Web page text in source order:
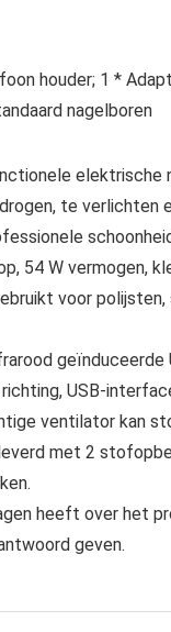
houder; 1 *
nagelboren
elektrische
te
54 W vermogen,
voor
USB-
ventilator kan
met 2
heeft over het
geven.